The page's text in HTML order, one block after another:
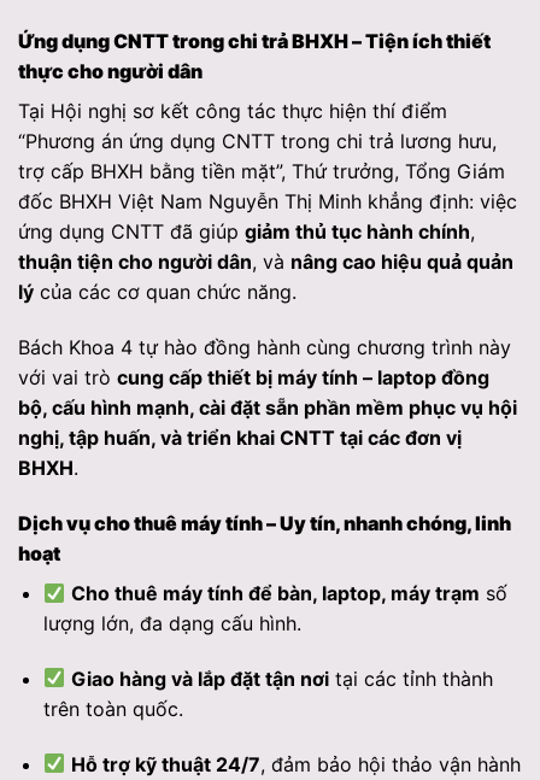
Ứng dụng CNTT trong chi trả BHXH – Tiện ích thiết
thực cho người dân
Tại Hội nghị sơ kết công tác thực hiện thí điểm
“Phương án ứng dụng CNTT trong chi trả lương hưu,
trợ cấp BHXH bằng tiền mặt”, Thứ trưởng, Tổng Giám
đốc BHXH Việt Nam Nguyễn Thị Minh khẳng định: việc
ứng dụng CNTT đã giúp giảm thủ tục hành chính,
thuận tiện cho người dân, và nâng cao hiệu quả quản
lý của các cơ quan chức năng.
Bách Khoa 4 tự hào đồng hành cùng chương trình này
với vai trò cung cấp thiết bị máy tính – laptop đồng
bộ, cấu hình mạnh, cài đặt sẵn phần mềm phục vụ hội
nghị, tập huấn, và triển khai CNTT tại các đơn vị
BHXH.
Dịch vụ cho thuê máy tính – Uy tín, nhanh chóng, linh
hoạt
Cho thuê máy tính để bàn, laptop, máy trạm số
lượng lớn, đa dạng cấu hình.
Giao hàng và lắp đặt tận nơi tại các tỉnh thành
trên toàn quốc.
Hỗ trợ kỹ thuật 24/7, đảm bảo hội thảo vận hành